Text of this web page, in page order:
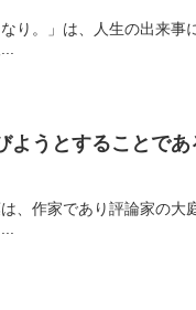
り。」は、人生の出来事
ようとすることで
、作家であり評論家の大